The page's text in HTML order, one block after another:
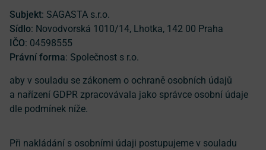
Subjekt: SAGASTA s.r.o.
Sídlo: Novodvorská 1010/14, Lhotka, 142 00 Praha
IČO: 04598555
Právní forma: Společnost s r.o.
aby v souladu se zákonem o ochraně osobních údajů
a nařízení GDPR zpracovávala jako správce osobní údaje
dle podmínek níže.
Při nakládání s osobními údaji postupujeme v souladu